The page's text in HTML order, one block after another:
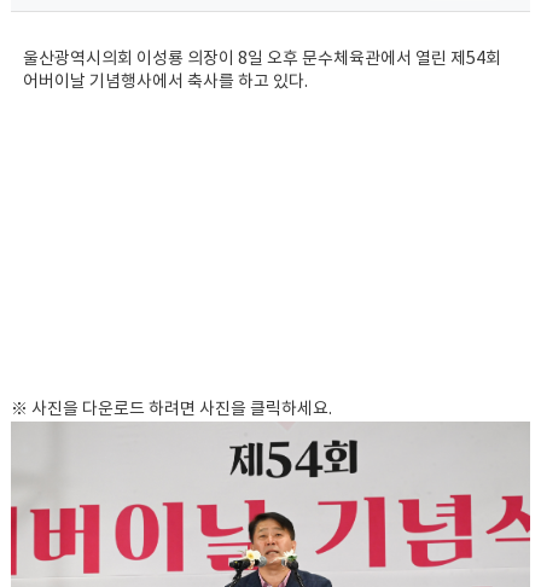
울산광역시의회 이성룡 의장이 8일 오후 문수체육관에서 열린 제54회
어버이날 기념행사에서 축사를 하고 있다.
※ 사진을 다운로드 하려면 사진을 클릭하세요.